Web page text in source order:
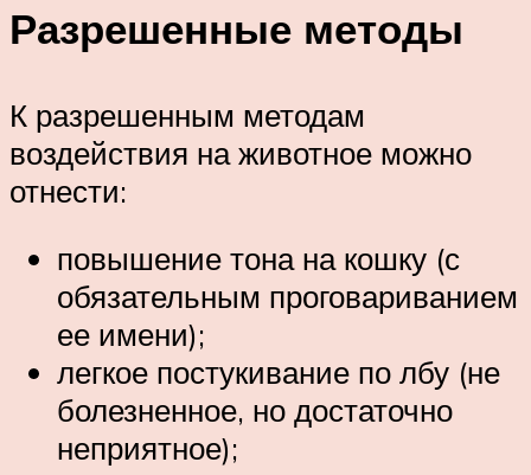
Разрешенные методы
К разрешенным методам
воздействия на животное можно
отнести:
повышение тона на кошку (с
обязательным проговариванием
ее имени);
легкое постукивание по лбу (не
болезненное, но достаточно
неприятное);